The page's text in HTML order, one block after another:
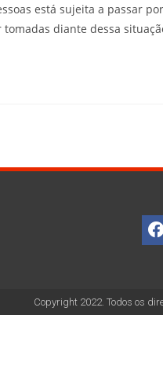
está sujeita a passar
diante dessa
Copyright 2022. Todos os